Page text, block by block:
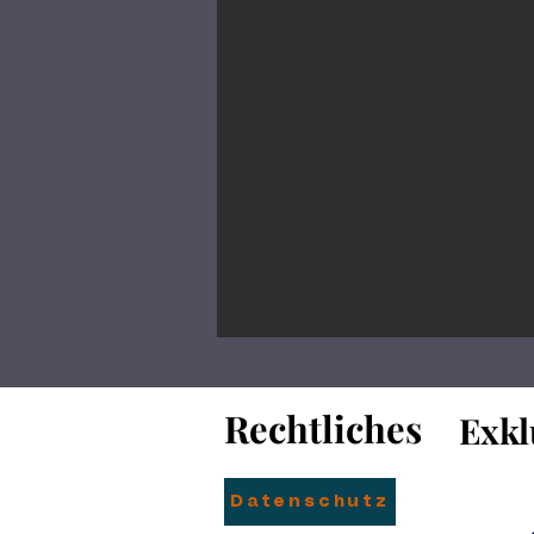
Rechtliches
Rechtliches
Datenschutz